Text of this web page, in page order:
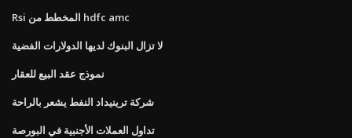
Rsi المخطط من hdfc amc
لا تزال البنوك لديها الدولارات الفضية
نموذج عقد البيع للعقار
شركة ترينيداد النفط يشعر بالراحة
تداول العملات الأجنبية في البورصة